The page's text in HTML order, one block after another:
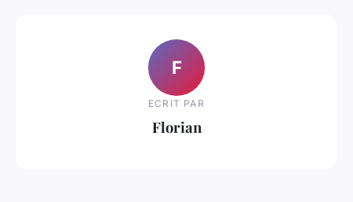
F
ECRIT PAR
Florian